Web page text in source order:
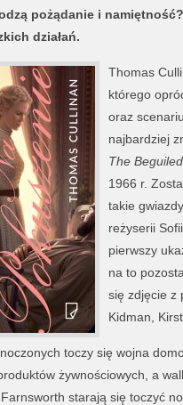
pożądanie i
działań.
Thomas
którego
oraz
najbardziej
The Beguiled
1966 r.
takie
reżyserii
pierwszy
na to
się zdjęcie z
Kidman,
toczy się wojna
żywnościowych, a
Farnsworth starają się toczyć